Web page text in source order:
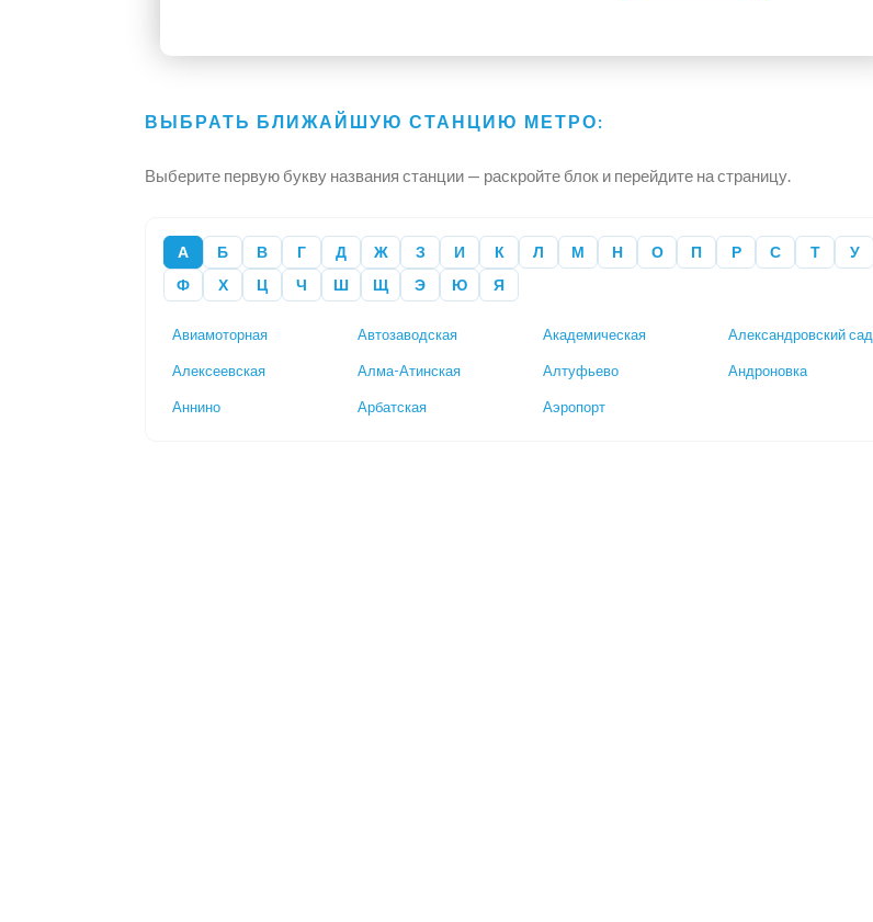
ВЫБРАТЬ БЛИЖАЙШУЮ СТАНЦИЮ МЕТРО:
Выберите первую букву названия станции — раскройте блок и перейдите на страницу.
А Б В Г Д Ж З И К Л М Н О П Р С Т
У
Ф
Х Ц Ч Ш Щ Э Ю Я
Авиамоторная Автозаводская Академическая Александровский сад
Алексеевская Алма-Атинская Алтуфьево Андроновка
Аннино Арбатская Аэропорт